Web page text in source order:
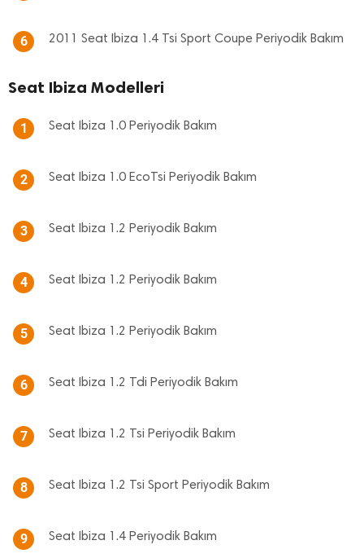
6 2011 Seat Ibiza 1.4 Tsi Sport Coupe Periyodik Bakım
Seat Ibiza Modelleri
1 Seat Ibiza 1.0 Periyodik Bakım
2 Seat Ibiza 1.0 EcoTsi Periyodik Bakım
3 Seat Ibiza 1.2 Periyodik Bakım
4 Seat Ibiza 1.2 Periyodik Bakım
5 Seat Ibiza 1.2 Periyodik Bakım
6 Seat Ibiza 1.2 Tdi Periyodik Bakım
7 Seat Ibiza 1.2 Tsi Periyodik Bakım
8 Seat Ibiza 1.2 Tsi Sport Periyodik Bakım
9 Seat Ibiza 1.4 Periyodik Bakım